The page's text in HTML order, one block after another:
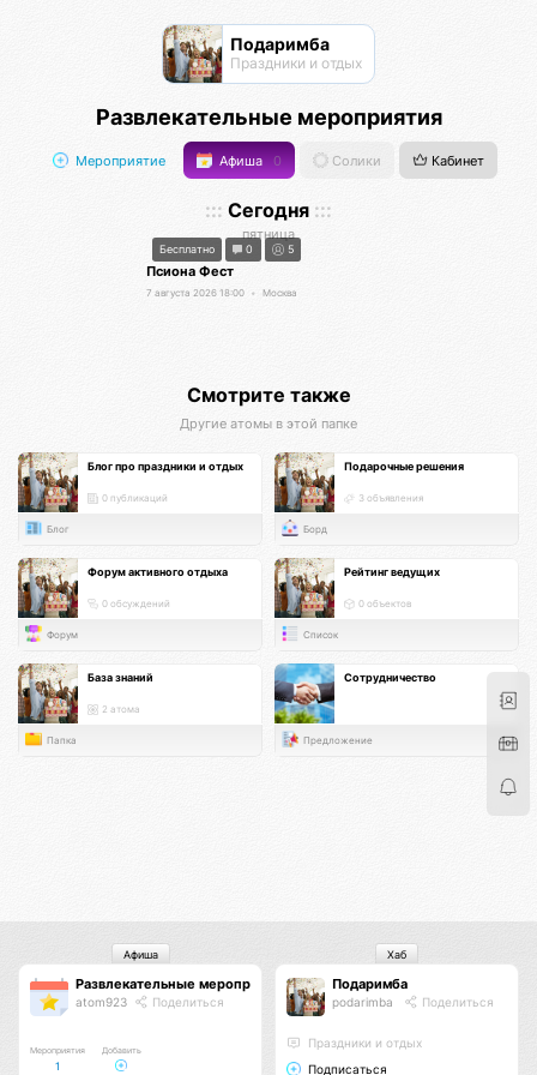
Подаримба
Праздники и отдых
Развлекательные мероприятия
Мероприятие Афиша 0 Солики Кабинет
::: Сегодня :::
пятница
Бесплатно 0 5
Псиона Фест
7 августа 2026 18:00 • Москва
Смотрите также
Другие атомы в этой папке
Блог про праздники и отдых
0 публикаций
Блог
Подарочные решения
3 объявления
Борд
Форум активного отдыха
0 обсуждений
Форум
Рейтинг ведущих
0 объектов
Список
База знаний
2 атома
Папка
Сотрудничество
Предложение
Развлекательные мероприятия
atom923 Поделиться
Мероприятия
1
Добавить
Афиша
Подаримба
podarimba Поделиться
Праздники и отдых
Подписаться
Хаб